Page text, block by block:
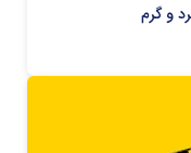
و گرم